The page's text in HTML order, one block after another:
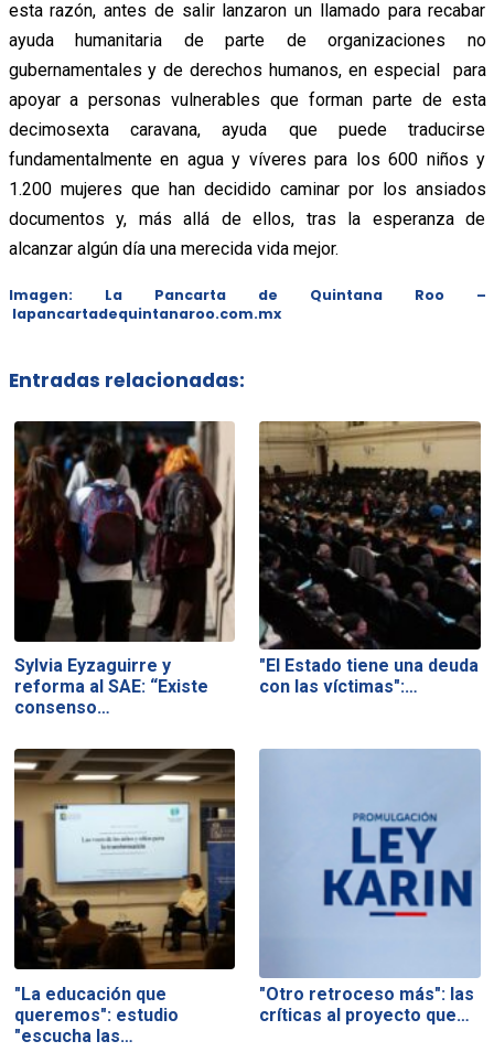
esta razón, antes de salir lanzaron un llamado para recabar
ayuda humanitaria de parte de organizaciones no
gubernamentales y de derechos humanos, en especial para
apoyar a personas vulnerables que forman parte de esta
decimosexta caravana, ayuda que puede traducirse
fundamentalmente en agua y víveres para los 600 niños y
1.200 mujeres que han decidido caminar por los ansiados
documentos y, más allá de ellos, tras la esperanza de
alcanzar algún día una merecida vida mejor.
Imagen: La Pancarta de Quintana Roo –
lapancartadequintanaroo.com.mx
Entradas relacionadas:
Sylvia Eyzaguirre y
reforma al SAE: “Existe
consenso…
"El Estado tiene una deuda
con las víctimas":…
"La educación que
queremos": estudio
"escucha las…
"Otro retroceso más": las
críticas al proyecto que…